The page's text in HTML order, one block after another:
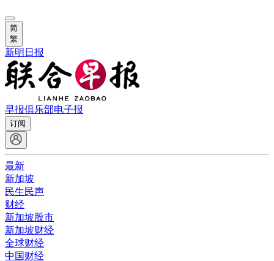
简
繁
新明日报
早报俱乐部电子报
订阅
最新
新加坡
民生民声
财经
新加坡股市
新加坡财经
全球财经
中国财经